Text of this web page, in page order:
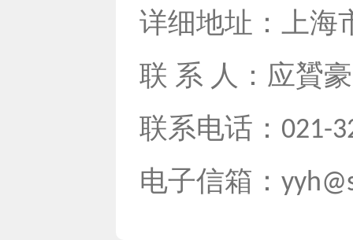
详细地址：上海
联 系 人：应贇
联系电话： 021-
电子信箱：